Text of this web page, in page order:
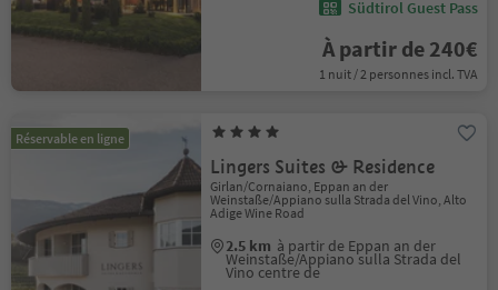
Südtirol Guest Pass
À partir de 240€
1 nuit / 2 personnes incl. TVA
Réservable en ligne
Lingers Suites & Residence
Girlan/Cornaiano, Eppan an der
Weinstaße/Appiano sulla Strada del Vino, Alto
Adige Wine Road
2.5 km à partir de Eppan an der
Weinstaße/Appiano sulla Strada del
Vino centre de